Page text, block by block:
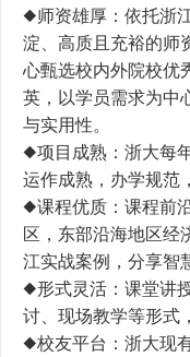
◆师资雄厚：依托浙
淀、高质且充裕的师
心甄选校内外院校优
英，以学员需求为中
与实用性。
◆项目成熟：浙大每
运作成熟，办学规范
◆课程优质：课程前
区，东部沿海地区经
江实战案例，分享智
◆形式灵活：课堂讲
讨、现场教学等形式
◆校友平台：浙大现